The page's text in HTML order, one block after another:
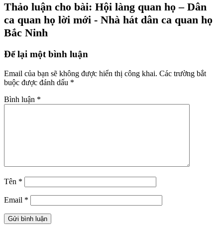
Thảo luận cho bài: Hội làng quan họ – Dân
ca quan họ lời mới - Nhà hát dân ca quan họ
Bắc Ninh
Để lại một bình luận
Email của bạn sẽ không được hiển thị công khai. Các trường bắt
buộc được đánh dấu *
Bình luận *
Tên *
Email *